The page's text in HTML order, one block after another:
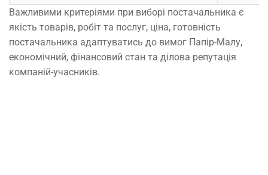
Важливими критеріями при виборі постачальника є
якість товарів, робіт та послуг, ціна, готовність
постачальника адаптуватись до вимог Папір-Малу,
економічний, фінансовий стан та ділова репутація
компаній-учасників.